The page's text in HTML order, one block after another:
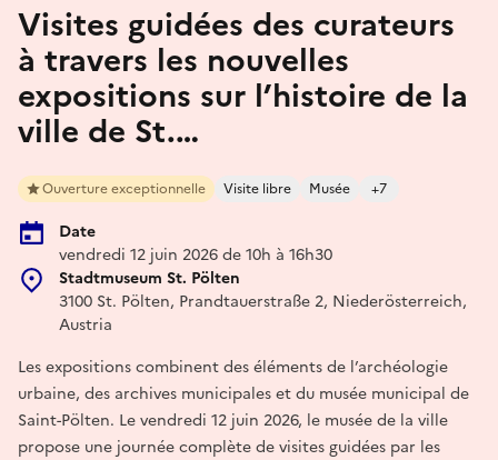
Visites guidées des curateurs
à travers les nouvelles
expositions sur l’histoire de la
ville de St.…
Ouverture exceptionnelle Visite libre Musée +7
Date
vendredi 12 juin 2026 de 10h à 16h30
Stadtmuseum St. Pölten
3100 St. Pölten, Prandtauerstraße 2, Niederösterreich,
Austria
Les expositions combinent des éléments de l’archéologie
urbaine, des archives municipales et du musée municipal de
Saint-Pölten. Le vendredi 12 juin 2026, le musée de la ville
propose une journée complète de visites guidées par les